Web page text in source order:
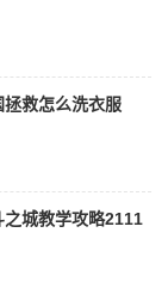
救怎么洗衣服
城教学攻略2111